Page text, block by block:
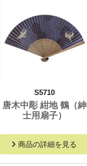
S5710
唐木中彫 紺地 鶴（紳
士用扇子）
商品の詳細を見る